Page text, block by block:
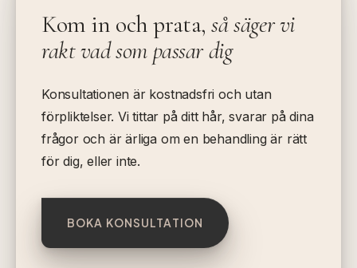
Kom in och prata, så säger vi
rakt vad som passar dig
Konsultationen är kostnadsfri och utan
förpliktelser. Vi tittar på ditt hår, svarar på dina
frågor och är ärliga om en behandling är rätt
för dig, eller inte.
BOKA KONSULTATION